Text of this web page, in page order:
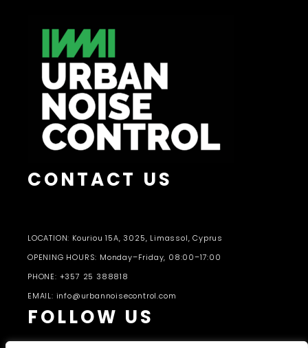
CONTACT US
LOCATION: Kouriou 15A, 3025, Limassol, Cyprus
OPENING HOURS: Monday–Friday, 08:00–17:00
PHONE: +357 25 388818
EMAIL: info@urbannoisecontrol.com
FOLLOW US